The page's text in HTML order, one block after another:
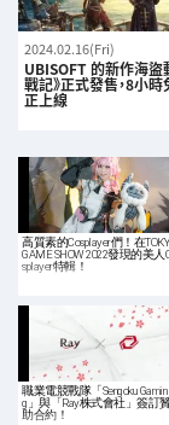
2024.02.16(Fri)
UBISOFT 的新作海盜
戰記》正式發售，8小
正上線
高質素的Cosplayer們！在
GAME SHOW 2022發現的美人
splayer特輯！
職業電競戰隊「Sengoku Gamin
g」與「Ray株式會社」簽訂
助合約！